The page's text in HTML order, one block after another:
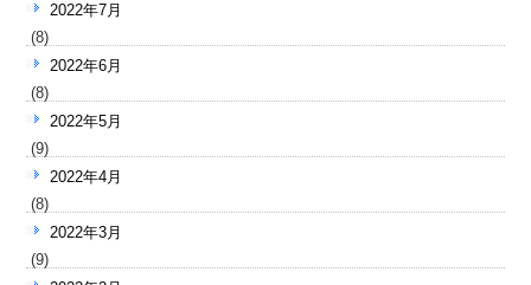
2022年7月
(8)
2022年6月
(8)
2022年5月
(9)
2022年4月
(8)
2022年3月
(9)